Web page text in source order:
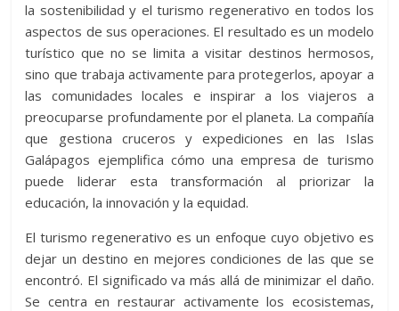
la sostenibilidad y el turismo regenerativo en todos los
aspectos de sus operaciones. El resultado es un modelo
turístico que no se limita a visitar destinos hermosos,
sino que trabaja activamente para protegerlos, apoyar a
las comunidades locales e inspirar a los viajeros a
preocuparse profundamente por el planeta. La compañía
que gestiona cruceros y expediciones en las Islas
Galápagos ejemplifica cómo una empresa de turismo
puede liderar esta transformación al priorizar la
educación, la innovación y la equidad.
El turismo regenerativo es un enfoque cuyo objetivo es
dejar un destino en mejores condiciones de las que se
encontró. El significado va más allá de minimizar el daño.
Se centra en restaurar activamente los ecosistemas,